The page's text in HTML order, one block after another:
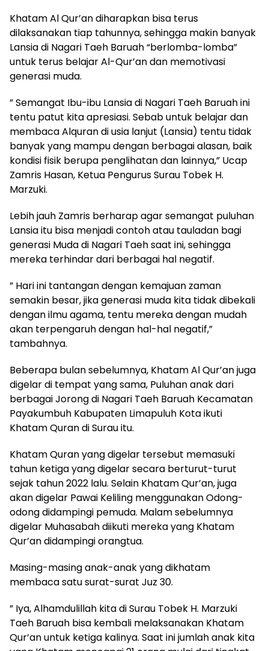
Khatam Al Qur’an diharapkan bisa terus
dilaksanakan tiap tahunnya, sehingga makin banyak
Lansia di Nagari Taeh Baruah “berlomba-lomba”
untuk terus belajar Al-Qur’an dan memotivasi
generasi muda.
” Semangat Ibu-ibu Lansia di Nagari Taeh Baruah ini
tentu patut kita apresiasi. Sebab untuk belajar dan
membaca Alquran di usia lanjut (Lansia) tentu tidak
banyak yang mampu dengan berbagai alasan, baik
kondisi fisik berupa penglihatan dan lainnya,” Ucap
Zamris Hasan, Ketua Pengurus Surau Tobek H.
Marzuki.
Lebih jauh Zamris berharap agar semangat puluhan
Lansia itu bisa menjadi contoh atau tauladan bagi
generasi Muda di Nagari Taeh saat ini, sehingga
mereka terhindar dari berbagai hal negatif.
” Hari ini tantangan dengan kemajuan zaman
semakin besar, jika generasi muda kita tidak dibekali
dengan ilmu agama, tentu mereka dengan mudah
akan terpengaruh dengan hal-hal negatif,”
tambahnya.
Beberapa bulan sebelumnya, Khatam Al Qur’an juga
digelar di tempat yang sama, Puluhan anak dari
berbagai Jorong di Nagari Taeh Baruah Kecamatan
Payakumbuh Kabupaten Limapuluh Kota ikuti
Khatam Quran di Surau itu.
Khatam Quran yang digelar tersebut memasuki
tahun ketiga yang digelar secara berturut-turut
sejak tahun 2022 lalu. Selain Khatam Qur’an, juga
akan digelar Pawai Keliling menggunakan Odong-
odong didampingi pemuda. Malam sebelumnya
digelar Muhasabah diikuti mereka yang Khatam
Qur’an didampingi orangtua.
Masing-masing anak-anak yang dikhatam
membaca satu surat-surat Juz 30.
” Iya, Alhamdulillah kita di Surau Tobek H. Marzuki
Taeh Baruah bisa kembali melaksanakan Khatam
Qur’an untuk ketiga kalinya. Saat ini jumlah anak kita